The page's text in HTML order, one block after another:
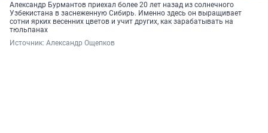
Александр Бурмантов приехал более 20 лет назад из солнечного
Узбекистана в заснеженную Сибирь. Именно здесь он выращивает
сотни ярких весенних цветов и учит других, как зарабатывать на
тюльпанах
Источник: Александр Ощепков